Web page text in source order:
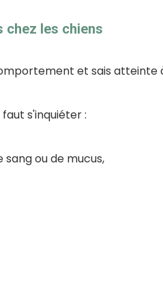
chez les chiens
et sais atteinte
s'inquiéter :
ou de mucus,